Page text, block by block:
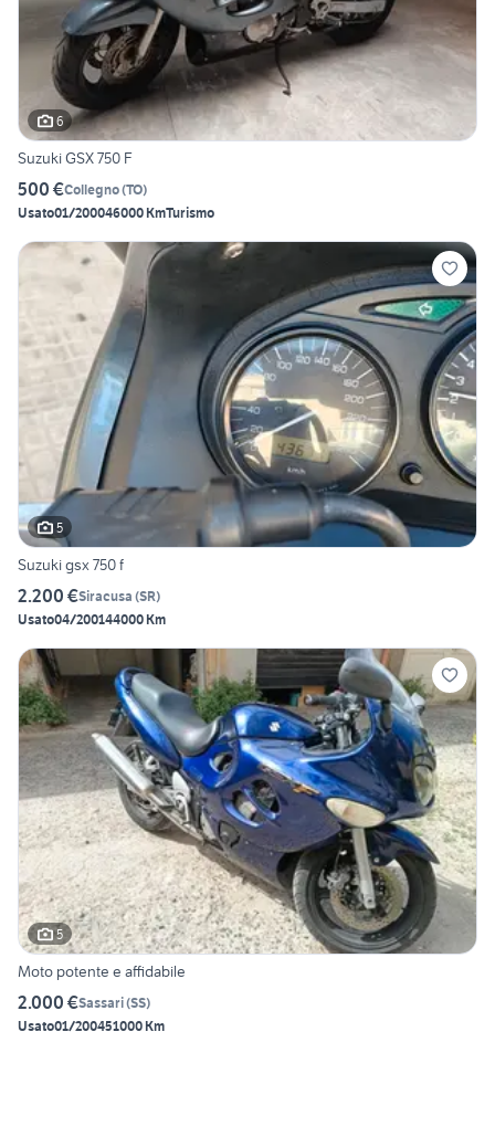
6
Suzuki GSX 750 F
500 €Collegno(TO)
Usato01/200046000 KmTurismo
5
Suzuki gsx 750 f
2.200 €Siracusa (SR)
Usato04/200144000 Km
5
Moto potente e affidabile
2.000 €Sassari(SS)
Usato01/200451000 Km